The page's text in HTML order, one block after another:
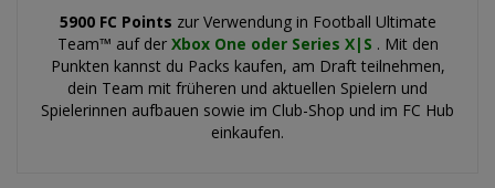
5900 FC Points zur Verwendung in Football Ultimate
Team™ auf der Xbox One oder Series X|S . Mit den
Punkten kannst du Packs kaufen, am Draft teilnehmen,
dein Team mit früheren und aktuellen Spielern und
Spielerinnen aufbauen sowie im Club-Shop und im FC Hub
einkaufen.